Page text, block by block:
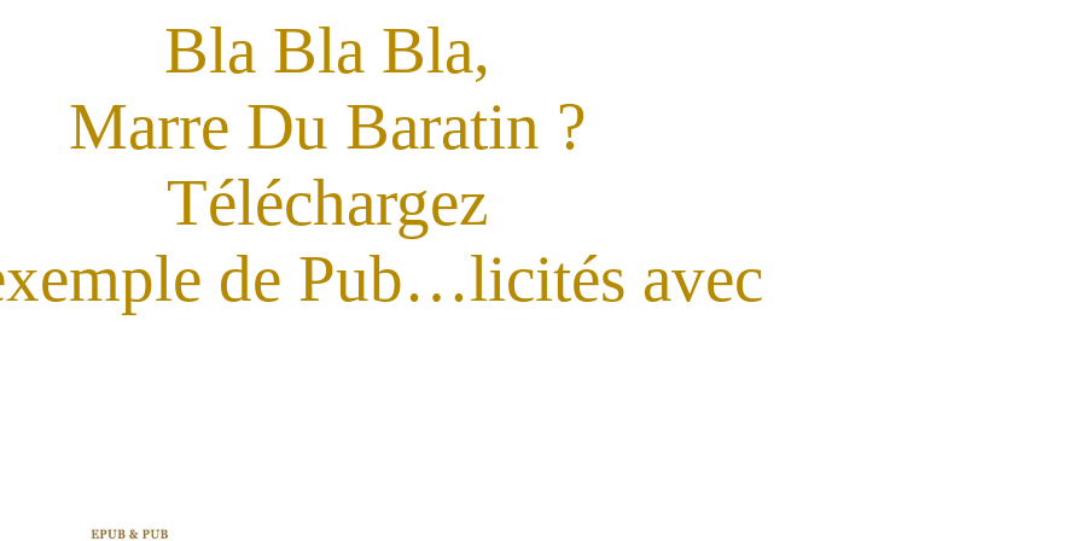
Bla Bla Bla,
Marre Du Baratin ?
Téléchargez
de Pub…licités avec